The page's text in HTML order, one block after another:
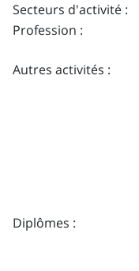
Secteurs d'activité :
Profession :
Autres activités :
Diplômes :